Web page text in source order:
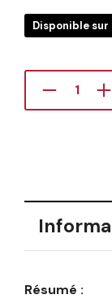
Disponible sur
Résumé :